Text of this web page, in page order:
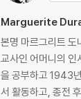
Marguerite
본명 마르그리트
교사인 어머니의 인
을 공부하고 1943년 첫 소설 『철면피
서 활동하고, 종전